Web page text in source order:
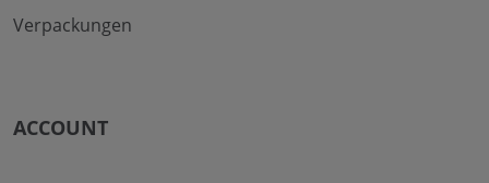
Verpackungen
ACCOUNT